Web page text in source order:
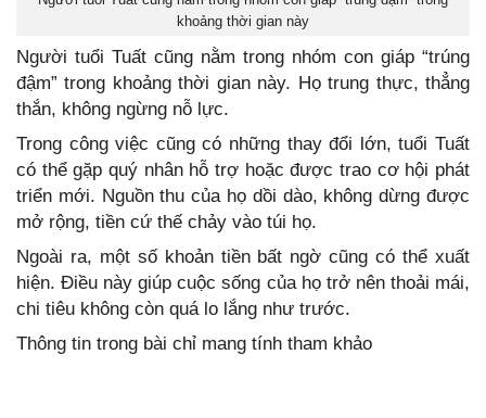
khoảng thời gian này
Người tuổi Tuất cũng nằm trong nhóm con giáp “trúng
đậm” trong khoảng thời gian này. Họ trung thực, thẳng
thắn, không ngừng nỗ lực.
Trong công việc cũng có những thay đổi lớn, tuổi Tuất
có thể gặp quý nhân hỗ trợ hoặc được trao cơ hội phát
triển mới. Nguồn thu của họ dồi dào, không dừng được
mở rộng, tiền cứ thế chảy vào túi họ.
Ngoài ra, một số khoản tiền bất ngờ cũng có thể xuất
hiện. Điều này giúp cuộc sống của họ trở nên thoải mái,
chi tiêu không còn quá lo lắng như trước.
Thông tin trong bài chỉ mang tính tham khảo